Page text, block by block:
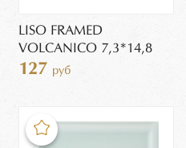
LISO FRAMED
VOLCANICO 7,3*14,8
127 руб